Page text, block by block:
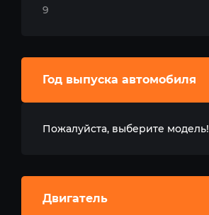
9
Год выпуска автомобиля
Пожалуйста, выберите модель!
Двигатель